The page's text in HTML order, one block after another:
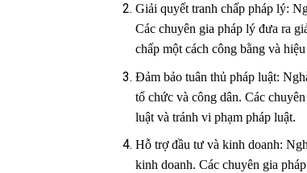
Giải quyết tranh chấp pháp lý:
Các chuyên gia pháp lý đưa ra
chấp một cách công bằng và hiệu
Đảm bảo tuân thủ pháp luật:
tổ chức và công dân. Các
luật và tránh vi phạm pháp luật.
Hỗ trợ đầu tư và kinh doanh:
kinh doanh. Các chuyên gia